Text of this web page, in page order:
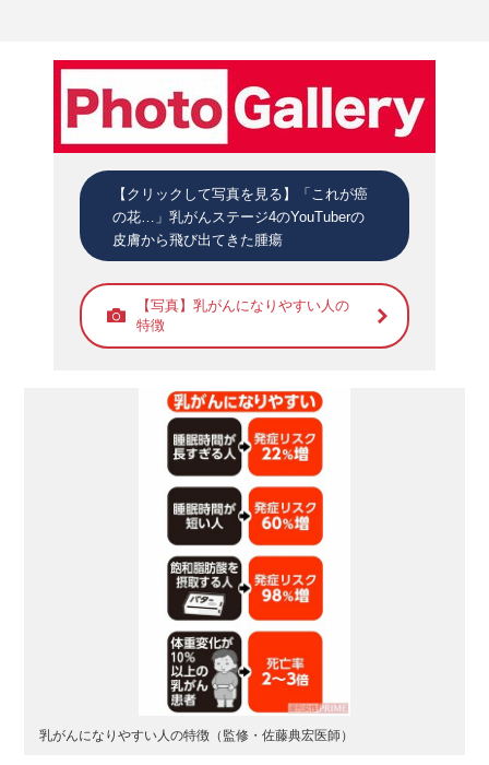
【クリックして写真を見る】「これが癌
の花…」乳がんステージ4のYouTuberの
皮膚から飛び出てきた腫瘍
【写真】乳がんになりやすい人の
特徴
乳がんになりやすい人の特徴（監修・佐藤典宏医師）